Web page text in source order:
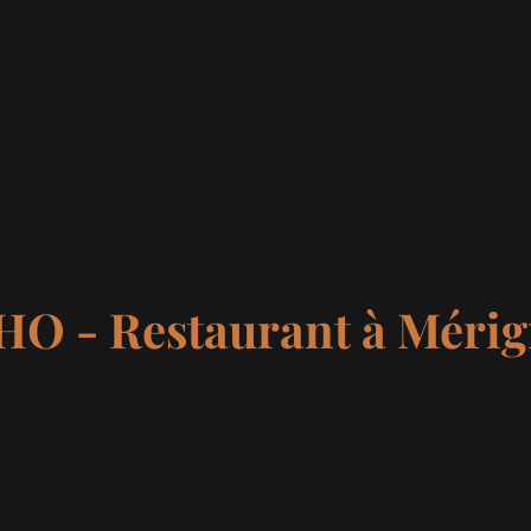
- Restaurant à